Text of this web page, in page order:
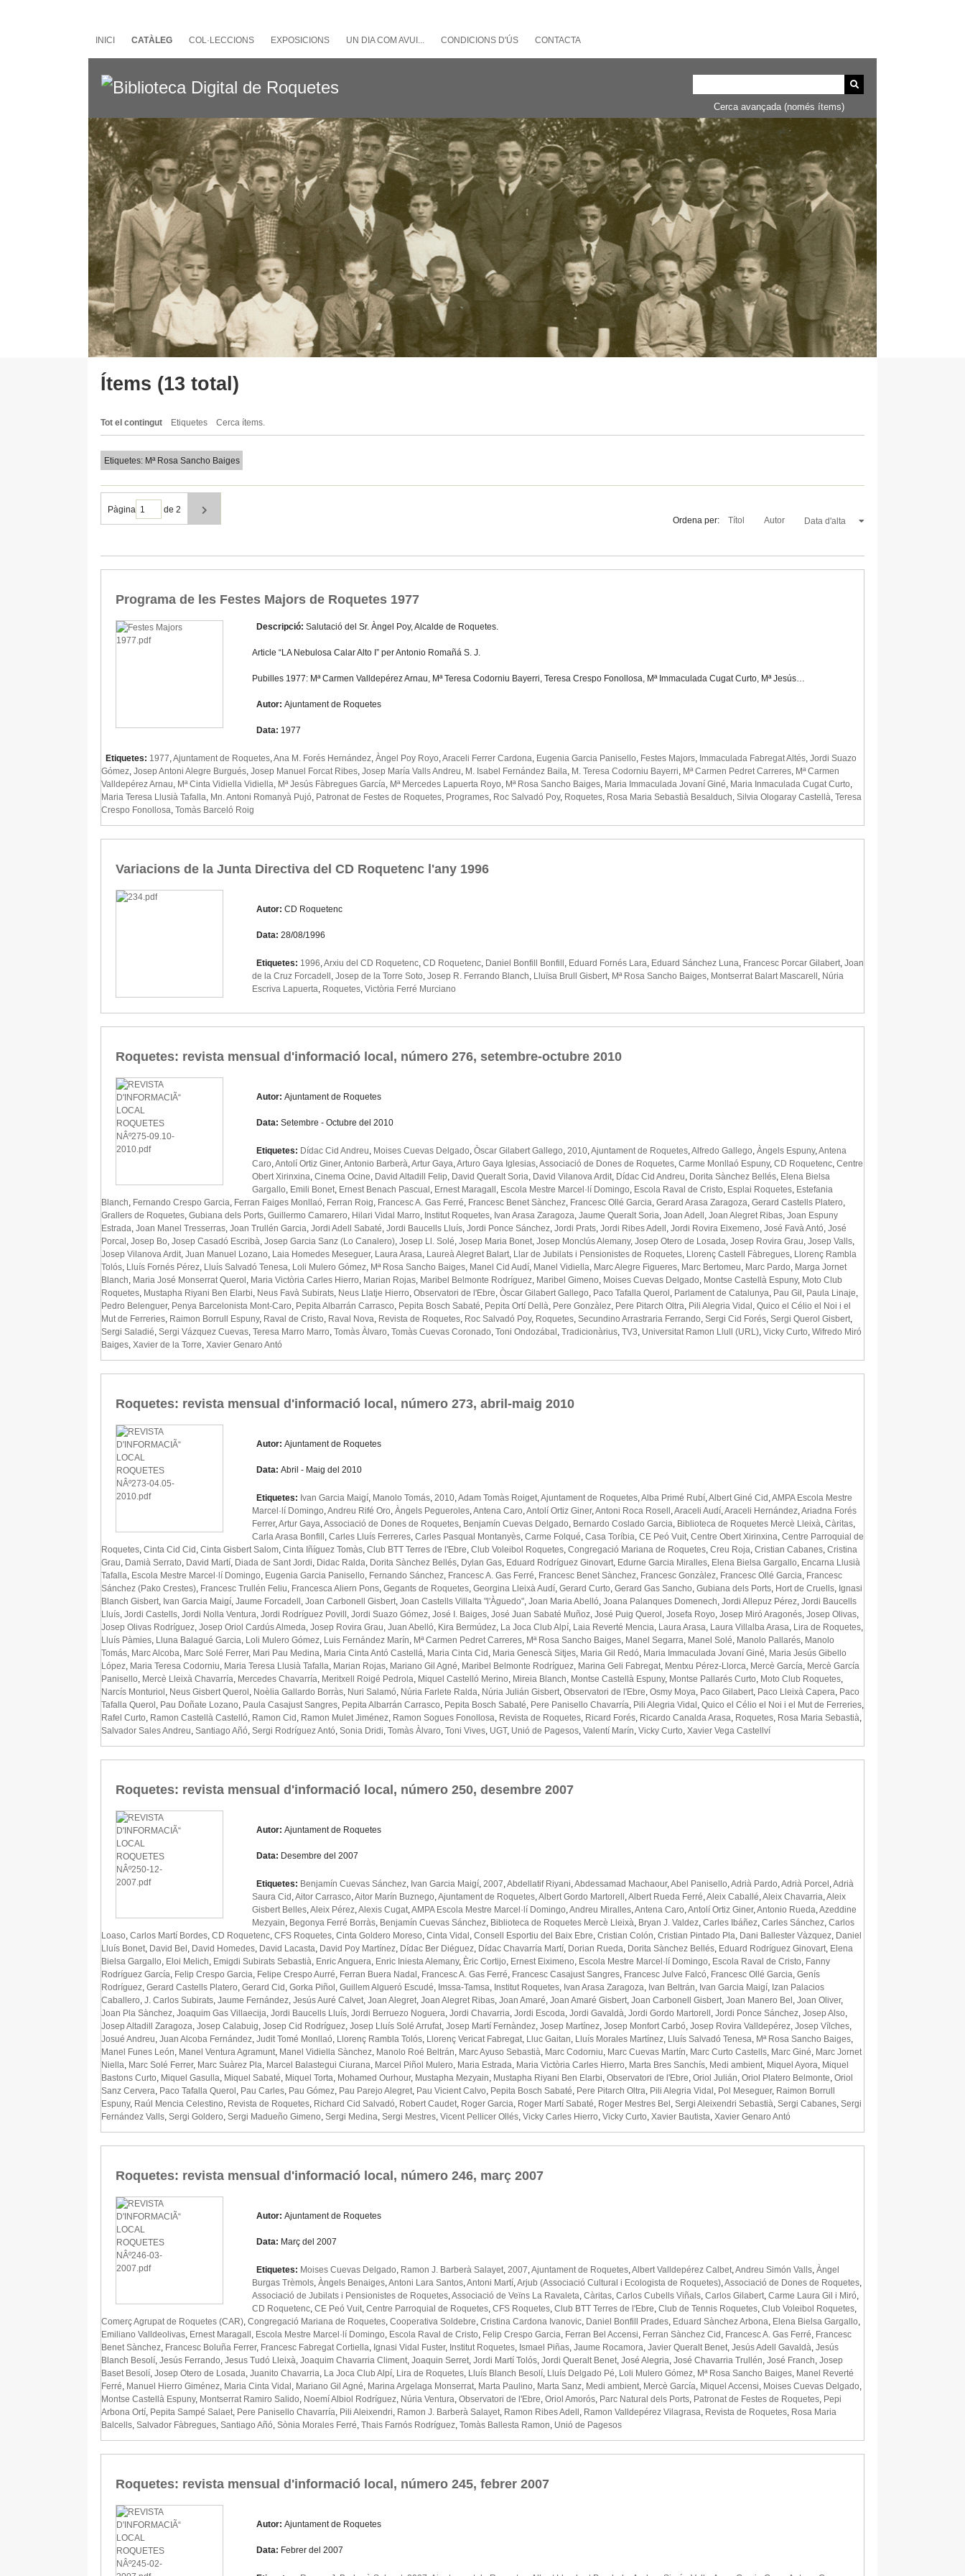
INICI CATÀLEG COL·LECCIONS EXPOSICIONS UN DIA COM AVUI... CONDICIONS D'ÚS CONTACTA
Cerca avançada (només ítems)
Ítems (13 total)
Tot el contingut Etiquetes Cerca ítems.
Etiquetes: Mª Rosa Sancho Baiges
Pàgina
de 2
Ordena per:
Títol Autor Data d'alta
Programa de les Festes Majors de Roquetes 1977
Descripció: Salutació del Sr. Àngel Poy, Alcalde de Roquetes.
Article “LA Nebulosa Calar Alto I” per Antonio Romañá S. J.
Pubilles 1977: Mª Carmen Valldepérez Arnau, Mª Teresa Codorniu Bayerri, Teresa Crespo Fonollosa, Mª Immaculada Cugat Curto, Mª Jesús…
Autor: Ajuntament de Roquetes
Data: 1977
Etiquetes: 1977,Ajuntament de Roquetes,Ana M. Forés Hernández, Àngel Poy Royo,Araceli Ferrer Cardona, Eugenia Garcia Panisello, Festes Majors, Immaculada Fabregat Altés, Jordi Suazo
Gómez, Josep Antoni Alegre Burgués, Josep Manuel Forcat Ribes, Josep María Valls Andreu, M. Isabel Fernández Baila, M. Teresa Codorniu Bayerri, Mª Carmen Pedret Carreres, Mª Carmen
Valldepérez Arnau, Mª Cinta Vidiella Vidiella, Mª Jesús Fàbregues García, Mª Mercedes Lapuerta Royo, Mª Rosa Sancho Baiges, Maria Immaculada Jovaní Giné, Maria Inmaculada Cugat Curto,
Maria Teresa Llusià Tafalla, Mn. Antoni Romanyà Pujó, Patronat de Festes de Roquetes, Programes, Roc Salvadó Poy, Roquetes, Rosa Maria Sebastià Besalduch, Silvia Ologaray Castellà, Teresa
Crespo Fonollosa, Tomàs Barceló Roig
Variacions de la Junta Directiva del CD Roquetenc l'any 1996
Autor: CD Roquetenc
Data: 28/08/1996
Etiquetes: 1996,Arxiu del CD Roquetenc, CD Roquetenc, Daniel Bonfill Bonfill , Eduard Fornés Lara, Eduard Sánchez Luna, Francesc Porcar Gilabert, Joan
de la Cruz Forcadell , Josep de la Torre Soto, Josep R. Ferrando Blanch, Lluïsa Brull Gisbert, Mª Rosa Sancho Baiges, Montserrat Balart Mascarell , Núria
Escriva Lapuerta, Roquetes, Victòria Ferré Murciano
Roquetes: revista mensual d'informació local, número 276, setembre-octubre 2010
Autor: Ajuntament de Roquetes
Data: Setembre - Octubre del 2010
Etiquetes: Dídac Cid Andreu, Moises Cuevas Delgado, Òscar Gilabert Gallego, 2010,Ajuntament de Roquetes,Alfredo Gallego, Àngels Espuny,Antena
Caro,Antolí Ortiz Giner,Antonio Barberà,Artur Gaya,Arturo Gaya Iglesias,Associació de Dones de Roquetes, Carme Monllaó Espuny, CD Roquetenc, Centre
Obert Xirinxina, Cinema Ocine, David Altadill Felip, David Queralt Soria, David Vilanova Ardit, Dídac Cid Andreu, Dorita Sànchez Bellés, Elena Bielsa
Gargallo, Emili Bonet, Ernest Benach Pascual , Ernest Maragall , Escola Mestre Marcel·lí Domingo, Escola Raval de Cristo, Esplai Roquetes, Estefania
Blanch, Fernando Crespo Garcia, Ferran Faiges Monllaó, Ferran Roig, Francesc A. Gas Ferré, Francesc Benet Sànchez, Francesc Ollé Garcia, Gerard Arasa Zaragoza, Gerard Castells Platero,
Grallers de Roquetes, Gubiana dels Ports, Guillermo Camarero, Hilari Vidal Marro, Institut Roquetes, Ivan Arasa Zaragoza, Jaume Queralt Soria, Joan Adell , Joan Alegret Ribas, Joan Espuny
Estrada, Joan Manel Tresserras, Joan Trullén Garcia, Jordi Adell Sabaté, Jordi Baucells Lluís, Jordi Ponce Sánchez, Jordi Prats, Jordi Ribes Adell , Jordi Rovira Eixemeno, José Favà Antó, José
Porcal , Josep Bo, Josep Casadó Escribà, Josep Garcia Sanz (Lo Canalero), Josep Ll. Solé, Josep Maria Bonet, Josep Monclús Alemany, Josep Otero de Losada, Josep Rovira Grau, Josep Valls,
Josep Vilanova Ardit, Juan Manuel Lozano, Laia Homedes Meseguer, Laura Arasa, Laureà Alegret Balart, Llar de Jubilats i Pensionistes de Roquetes, Llorenç Castell Fàbregues, Llorenç Rambla
Tolós, Lluís Fornés Pérez, Lluís Salvadó Tenesa, Loli Mulero Gómez, Mª Rosa Sancho Baiges, Manel Cid Audí, Manel Vidiella, Marc Alegre Figueres, Marc Bertomeu, Marc Pardo, Marga Jornet
Blanch, Maria José Monserrat Querol , Maria Victòria Carles Hierro, Marian Rojas, Maribel Belmonte Rodríguez, Maribel Gimeno, Moises Cuevas Delgado, Montse Castellà Espuny, Moto Club
Roquetes, Mustapha Riyani Ben Elarbi, Neus Favà Subirats, Neus Llatje Hierro, Observatori de l'Ebre, Òscar Gilabert Gallego, Paco Tafalla Querol , Parlament de Catalunya, Pau Gil , Paula Linaje,
Pedro Belenguer, Penya Barcelonista Mont-Caro, Pepita Albarrán Carrasco, Pepita Bosch Sabaté, Pepita Ortí Dellà, Pere Gonzàlez, Pere Pitarch Oltra, Pili Alegria Vidal , Quico el Célio el Noi i el
Mut de Ferreries, Raimon Borrull Espuny, Raval de Cristo, Raval Nova, Revista de Roquetes, Roc Salvadó Poy, Roquetes, Secundino Arrastraria Ferrando, Sergi Cid Forés, Sergi Querol Gisbert,
Sergi Saladié, Sergi Vázquez Cuevas, Teresa Marro Marro, Tomàs Àlvaro, Tomàs Cuevas Coronado, Toni Ondozábal , Tradicionàrius, TV3, Universitat Ramon Llull (URL), Vicky Curto, Wifredo Miró
Baiges, Xavier de la Torre, Xavier Genaro Antó
Roquetes: revista mensual d'informació local, número 273, abril-maig 2010
Autor: Ajuntament de Roquetes
Data: Abril - Maig del 2010
Etiquetes: Ivan Garcia Maigí, Manolo Tomás, 2010,Adam Tomàs Roiget,Ajuntament de Roquetes,Alba Primé Rubí,Albert Giné Cid ,AMPA Escola Mestre
Marcel·lí Domingo,Andreu Rifé Oro, Àngels Pegueroles,Antena Caro,Antolí Ortiz Giner,Antoni Roca Rosell ,Araceli Audí,Araceli Hernández,Ariadna Forés
Ferrer,Artur Gaya,Associació de Dones de Roquetes, Benjamín Cuevas Delgado, Bernardo Coslado Garcia, Biblioteca de Roquetes Mercè Lleixà, Càritas,
Carla Arasa Bonfill , Carles Lluís Ferreres, Carles Pasqual Montanyès, Carme Folqué, Casa Toríbia, CE Peó Vuit, Centre Obert Xirinxina, Centre Parroquial de
Roquetes, Cinta Cid Cid , Cinta Gisbert Salom, Cinta Iñíguez Tomàs, Club BTT Terres de l'Ebre, Club Voleibol Roquetes, Congregació Mariana de Roquetes, Creu Roja, Cristian Cabanes, Cristina
Grau, Damià Serrato, David Martí, Diada de Sant Jordi, Didac Ralda, Dorita Sànchez Bellés, Dylan Gas, Eduard Rodríguez Ginovart, Edurne Garcia Miralles, Elena Bielsa Gargallo, Encarna Llusià
Tafalla, Escola Mestre Marcel·lí Domingo, Eugenia Garcia Panisello, Fernando Sánchez, Francesc A. Gas Ferré, Francesc Benet Sànchez, Francesc Gonzàlez, Francesc Ollé Garcia, Francesc
Sánchez (Pako Crestes), Francesc Trullén Feliu, Francesca Aliern Pons, Gegants de Roquetes, Georgina Lleixà Audí, Gerard Curto, Gerard Gas Sancho, Gubiana dels Ports, Hort de Cruells, Ignasi
Blanch Gisbert, Ivan Garcia Maigí, Jaume Forcadell , Joan Carbonell Gisbert, Joan Castells Villalta "l'Àguedo", Joan Maria Abelló, Joana Palanques Domenech, Jordi Allepuz Pérez, Jordi Baucells
Lluís, Jordi Castells, Jordi Nolla Ventura, Jordi Rodríguez Povill , Jordi Suazo Gómez, José I. Baiges, José Juan Sabaté Muñoz, José Puig Querol , Josefa Royo, Josep Miró Aragonés, Josep Olivas,
Josep Olivas Rodríguez, Josep Oriol Cardús Almeda, Josep Rovira Grau, Juan Abelló, Kira Bermúdez, La Joca Club Alpí, Laia Reverté Mencia, Laura Arasa, Laura Villalba Arasa, Lira de Roquetes,
Lluís Pàmies, Lluna Balagué Garcia, Loli Mulero Gómez, Luis Fernández Marín, Mª Carmen Pedret Carreres, Mª Rosa Sancho Baiges, Manel Segarra, Manel Solé, Manolo Pallarés, Manolo
Tomás, Marc Alcoba, Marc Solé Ferrer, Mari Pau Medina, Maria Cinta Antó Castellá, Maria Cinta Cid , Maria Genescà Sitjes, Maria Gil Redó, Maria Immaculada Jovaní Giné, Maria Jesús Gibello
López, Maria Teresa Codorniu, Maria Teresa Llusià Tafalla, Marian Rojas, Mariano Gil Agné, Maribel Belmonte Rodríguez, Marina Geli Fabregat, Mentxu Pérez-Llorca, Mercè García, Mercè García
Panisello, Mercè Lleixà Chavarría, Mercedes Chavarría, Meritxell Roigé Pedrola, Miquel Castelló Merino, Mireia Blanch, Montse Castellà Espuny, Montse Pallarés Curto, Moto Club Roquetes,
Narcís Monturiol , Neus Gisbert Querol , Noèlia Gallardo Borràs, Nuri Salamó, Núria Farlete Ralda, Núria Julián Gisbert, Observatori de l'Ebre, Osmy Moya, Paco Gilabert, Paco Lleixà Capera, Paco
Tafalla Querol , Pau Doñate Lozano, Paula Casajust Sangres, Pepita Albarrán Carrasco, Pepita Bosch Sabaté, Pere Panisello Chavarría, Pili Alegria Vidal , Quico el Célio el Noi i el Mut de Ferreries,
Rafel Curto, Ramon Castellà Castelló, Ramon Cid , Ramon Mulet Jiménez, Ramon Sogues Fonollosa, Revista de Roquetes, Ricard Forés, Ricardo Canalda Arasa, Roquetes, Rosa Maria Sebastià,
Salvador Sales Andreu, Santiago Añó, Sergi Rodríguez Antó, Sonia Dridi, Tomàs Àlvaro, Toni Vives, UGT, Unió de Pagesos, Valentí Marín, Vicky Curto, Xavier Vega Castellví
Roquetes: revista mensual d'informació local, número 250, desembre 2007
Autor: Ajuntament de Roquetes
Data: Desembre del 2007
Etiquetes: Benjamín Cuevas Sánchez, Ivan Garcia Maigí, 2007,Abdellatif Riyani,Abdessamad Machaour,Abel Panisello,Adrià Pardo,Adrià Porcel ,Adrià
Saura Cid ,Aitor Carrasco,Aitor Marín Buznego,Ajuntament de Roquetes,Albert Gordo Martorell ,Albert Rueda Ferré,Aleix Caballé,Aleix Chavarria,Aleix
Gisbert Belles,Aleix Pérez,Alexis Cugat,AMPA Escola Mestre Marcel·lí Domingo,Andreu Miralles,Antena Caro,Antolí Ortiz Giner,Antonio Rueda,Azeddine
Mezyain, Begonya Ferré Borràs, Benjamín Cuevas Sánchez, Biblioteca de Roquetes Mercè Lleixà, Bryan J. Valdez, Carles Ibáñez, Carles Sánchez, Carlos
Loaso, Carlos Martí Bordes, CD Roquetenc, CFS Roquetes, Cinta Goldero Moreso, Cinta Vidal , Consell Esportiu del Baix Ebre, Cristian Colón, Cristian Pintado Pla, Dani Ballester Vàzquez, Daniel
Lluís Bonet, David Bel , David Homedes, David Lacasta, David Poy Martínez, Dídac Ber Diéguez, Dídac Chavarría Martí, Dorian Rueda, Dorita Sànchez Bellés, Eduard Rodríguez Ginovart, Elena
Bielsa Gargallo, Eloi Melich, Emigdi Subirats Sebastià, Enric Anguera, Enric Iniesta Alemany, Èric Cortijo, Ernest Eiximeno, Escola Mestre Marcel·lí Domingo, Escola Raval de Cristo, Fanny
Rodríguez García, Felip Crespo Garcia, Felipe Crespo Aurré, Ferran Buera Nadal , Francesc A. Gas Ferré, Francesc Casajust Sangres, Francesc Julve Falcó, Francesc Ollé Garcia, Genís
Rodríguez, Gerard Castells Platero, Gerard Cid , Gorka Piñol , Guillem Algueró Escudé, Imssa-Tamsa, Institut Roquetes, Ivan Arasa Zaragoza, Ivan Beltrán, Ivan Garcia Maigí, Izan Palacios
Caballero, J. Carlos Subirats, Jaume Fernández, Jesús Auré Calvet, Joan Alegret, Joan Alegret Ribas, Joan Amaré, Joan Amaré Gisbert, Joan Carbonell Gisbert, Joan Manero Bel , Joan Oliver,
Joan Pla Sànchez, Joaquim Gas Villaecija, Jordi Baucells Lluís, Jordi Berruezo Noguera, Jordi Chavarria, Jordi Escoda, Jordi Gavaldà, Jordi Gordo Martorell , Jordi Ponce Sánchez, Josep Also,
Josep Altadill Zaragoza, Josep Calabuig, Josep Cid Rodríguez, Josep Lluís Solé Arrufat, Josep Martí Fernàndez, Josep Martínez, Josep Monfort Carbó, Josep Rovira Valldepérez, Josep Vílches,
Josué Andreu, Juan Alcoba Fernández, Judit Tomé Monllaó, Llorenç Rambla Tolós, Llorenç Vericat Fabregat, Lluc Gaitan, Lluís Morales Martínez, Lluís Salvadó Tenesa, Mª Rosa Sancho Baiges,
Manel Funes León, Manel Ventura Agramunt, Manel Vidiella Sànchez, Manolo Roé Beltrán, Marc Ayuso Sebastià, Marc Codorniu, Marc Cuevas Martín, Marc Curto Castells, Marc Giné, Marc Jornet
Niella, Marc Solé Ferrer, Marc Suàrez Pla, Marcel Balastegui Ciurana, Marcel Piñol Mulero, Maria Estrada, Maria Victòria Carles Hierro, Marta Bres Sanchís, Medi ambient, Miquel Ayora, Miquel
Bastons Curto, Miquel Gasulla, Miquel Sabaté, Miquel Torta, Mohamed Ourhour, Mustapha Mezyain, Mustapha Riyani Ben Elarbi, Observatori de l'Ebre, Oriol Julián, Oriol Platero Belmonte, Oriol
Sanz Cervera, Paco Tafalla Querol , Pau Carles, Pau Gómez, Pau Parejo Alegret, Pau Vicient Calvo, Pepita Bosch Sabaté, Pere Pitarch Oltra, Pili Alegria Vidal , Pol Meseguer, Raimon Borrull
Espuny, Raúl Mencia Celestino, Revista de Roquetes, Richard Cid Salvadó, Robert Caudet, Roger Garcia, Roger Martí Sabaté, Roger Mestres Bel , Sergi Aleixendri Sebastià, Sergi Cabanes, Sergi
Fernández Valls, Sergi Goldero, Sergi Madueño Gimeno, Sergi Medina, Sergi Mestres, Vicent Pellicer Ollés, Vicky Carles Hierro, Vicky Curto, Xavier Bautista, Xavier Genaro Antó
Roquetes: revista mensual d'informació local, número 246, març 2007
Autor: Ajuntament de Roquetes
Data: Març del 2007
Etiquetes: Moises Cuevas Delgado, Ramon J. Barberà Salayet, 2007,Ajuntament de Roquetes,Albert Valldepérez Calbet,Andreu Simón Valls, Àngel
Burgas Trèmols, Àngels Benaiges,Antoni Lara Santos,Antoni Martí,Arjub (Associació Cultural i Ecologista de Roquetes),Associació de Dones de Roquetes,
Associació de Jubilats i Pensionistes de Roquetes,Associació de Veïns La Ravaleta, Càritas, Carlos Cubells Viñals, Carlos Gilabert, Carme Laura Gil i Miró,
CD Roquetenc, CE Peó Vuit, Centre Parroquial de Roquetes, CFS Roquetes, Club BTT Terres de l'Ebre, Club de Tennis Roquetes, Club Voleibol Roquetes,
Comerç Agrupat de Roquetes (CAR), Congregació Mariana de Roquetes, Cooperativa Soldebre, Cristina Cardona Ivanovic, Daniel Bonfill Prades, Eduard Sànchez Arbona, Elena Bielsa Gargallo,
Emiliano Valldeolivas, Ernest Maragall , Escola Mestre Marcel·lí Domingo, Escola Raval de Cristo, Felip Crespo Garcia, Ferran Bel Accensi, Ferran Sànchez Cid , Francesc A. Gas Ferré, Francesc
Benet Sànchez, Francesc Boluña Ferrer, Francesc Fabregat Cortiella, Ignasi Vidal Fuster, Institut Roquetes, Ismael Piñas, Jaume Rocamora, Javier Queralt Benet, Jesús Adell Gavaldà, Jesús
Blanch Besolí, Jesús Ferrando, Jesus Tudó Lleixà, Joaquim Chavarria Climent, Joaquin Serret, Jordi Martí Tolós, Jordi Queralt Benet, José Alegria, José Chavarria Trullén, José Franch, Josep
Baset Besolí, Josep Otero de Losada, Juanito Chavarria, La Joca Club Alpí, Lira de Roquetes, Lluís Blanch Besolí, Lluís Delgado Pé, Loli Mulero Gómez, Mª Rosa Sancho Baiges, Manel Reverté
Ferré, Manuel Hierro Giménez, Maria Cinta Vidal , Mariano Gil Agné, Marina Argelaga Monserrat, Marta Paulino, Marta Sanz, Medi ambient, Mercè García, Miquel Accensi, Moises Cuevas Delgado,
Montse Castellà Espuny, Montserrat Ramiro Salido, Noemí Albiol Rodríguez, Núria Ventura, Observatori de l'Ebre, Oriol Amorós, Parc Natural dels Ports, Patronat de Festes de Roquetes, Pepi
Arbona Ortí, Pepita Sampé Salaet, Pere Panisello Chavarría, Pili Aleixendri, Ramon J. Barberà Salayet, Ramon Ribes Adell , Ramon Valldepérez Vilagrasa, Revista de Roquetes, Rosa Maria
Balcells, Salvador Fàbregues, Santiago Añó, Sònia Morales Ferré, Thais Farnós Rodríguez, Tomàs Ballesta Ramon, Unió de Pagesos
Roquetes: revista mensual d'informació local, número 245, febrer 2007
Autor: Ajuntament de Roquetes
Data: Febrer del 2007